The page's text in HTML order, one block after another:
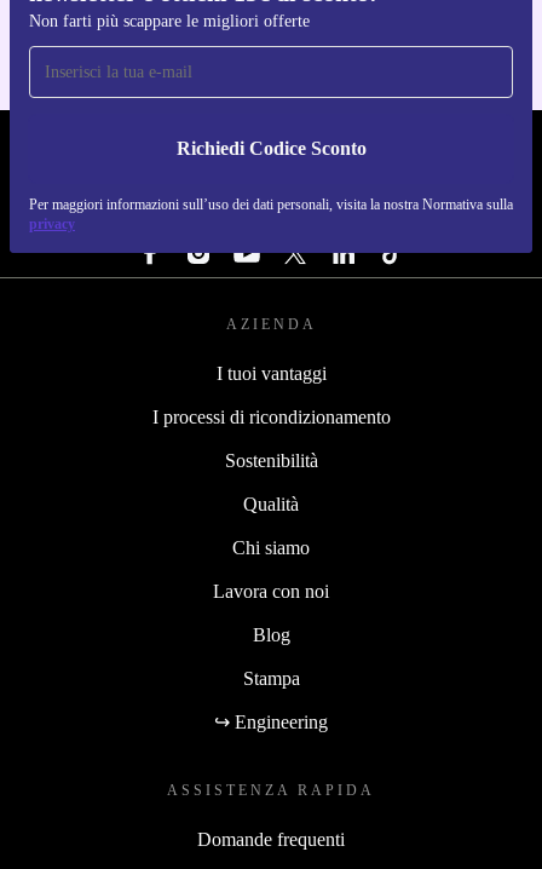
Non farti più scappare le migliori offerte
Richiedi Codice Sconto
Per maggiori informazioni sull’uso dei dati personali, visita la nostra Normativa sulla
privacy
REFURBED ITALIA - RETHINK NEW.
SEGUICI SU
AZIENDA
I tuoi vantaggi
I processi di ricondizionamento
Sostenibilità
Qualità
Chi siamo
Lavora con noi
Blog
Stampa
↪ Engineering
ASSISTENZA RAPIDA
Domande frequenti